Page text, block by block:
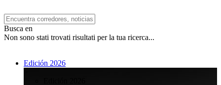
Busca en
Non sono stati trovati risultati per la tua ricerca...
Edición 2026